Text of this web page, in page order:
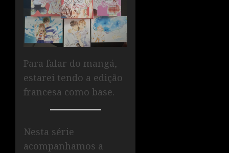
Para falar do mangá,
estarei tendo a edição
francesa como base.
Nesta série
acompanhamos a